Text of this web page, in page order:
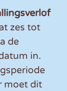
zes tot
de
in.
moet dit